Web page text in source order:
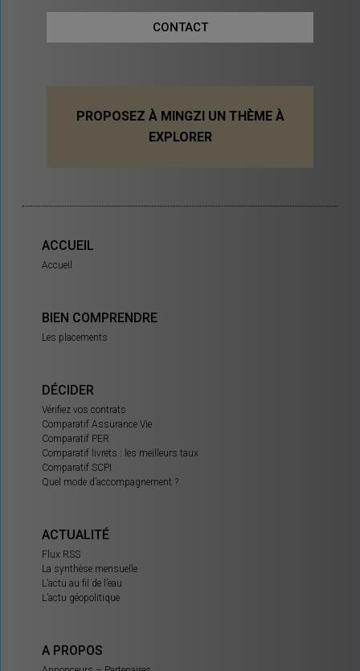
CONTACT
PROPOSEZ À MINGZI UN THÈME À
EXPLORER
ACCUEIL
Accueil
BIEN COMPRENDRE
Les placements
DÉCIDER
Vérifiez vos contrats
Comparatif Assurance Vie
Comparatif PER
Comparatif livrets : les meilleurs taux
Comparatif SCPI
Quel mode d’accompagnement ?
ACTUALITÉ
Flux RSS
La synthèse mensuelle
L’actu au fil de l’eau
L’actu géopolitique
A PROPOS